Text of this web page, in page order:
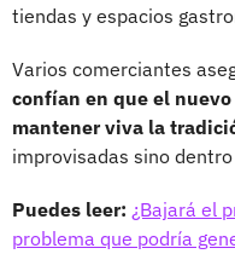
tiendas y espacios
Varios comerciantes
confían en que el
mantener viva la
improvisadas sino
Puedes leer: ¿Bajará el
problema que podría